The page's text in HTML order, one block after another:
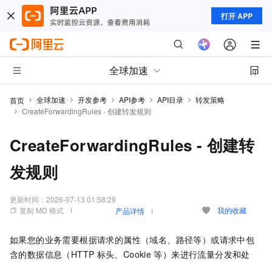
打开 APP
全球加速
首页 全球加速 开发参考 API参考 API目录
转发策略
CreateForwardingRules - 创建转发规则
CreateForwardingRules - 创建转
发规则
更新时间： 2026-07-13 01:58:29
复制 MD 格式
产品详情 我的收藏
如果您的业务需要根据请求的属性（域名、路径等）或请求中包
含的数据信息（HTTP 标头、Cookie 等）来进行流量分发和处